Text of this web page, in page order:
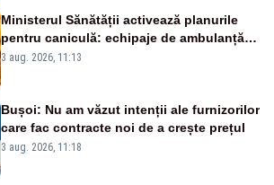
Ministerul Sănătății activează planurile
pentru caniculă: echipaje de ambulanță
suplimentate, stocuri de medicamente
3 aug. 2026, 11:13
Bușoi: Nu am văzut intenții ale furnizorilor
care fac contracte noi de a crește prețul
3 aug. 2026, 11:18